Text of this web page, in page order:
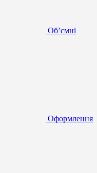
Об’ємні
Оформлення